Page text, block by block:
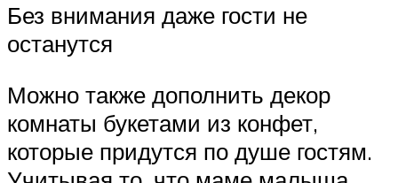
Без внимания даже гости не
останутся
Можно также дополнить декор
комнаты букетами из конфет,
которые придутся по душе гостям.